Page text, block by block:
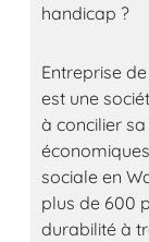
handicap ?
Entreprise
est une
à concilier
sociale en
plus de 600
durabilité à